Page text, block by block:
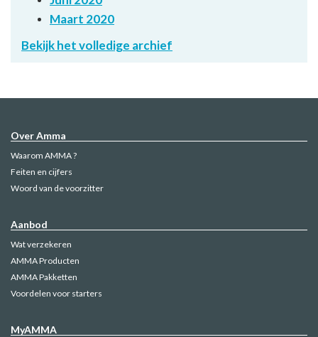
Maart 2020
Bekijk het volledige archief
Over Amma
Waarom AMMA ?
Feiten en cijfers
Woord van de voorzitter
Aanbod
Wat verzekeren
AMMA Producten
AMMA Pakketten
Voordelen voor starters
MyAMMA